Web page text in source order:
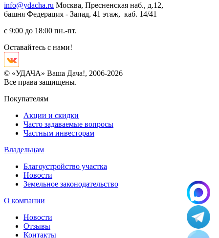
info@ydacha.ru Москва, Пресненская наб., д.12,
башня Федерация - Запад, 41 этаж, каб. 14/41
с 9:00 до 18:00 пн.-пт.
Оставайтесь с нами!
© «УДАЧА» Ваша Дача!, 2006-2026
Все права защищены.
Покупателям
Акции и скидки
Часто задаваемые вопросы
Частным инвесторам
Владельцам
Благоустройство участка
Новости
Земельное законодательство
О компании
Новости
Отзывы
Контакты